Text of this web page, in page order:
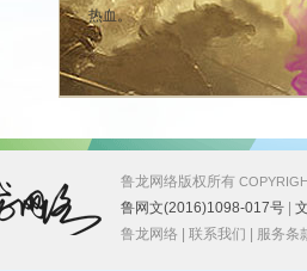
热血。
鲁龙网络版权所有
鲁网文(2016)1098-017号
鲁龙网络
联系我们 服务条